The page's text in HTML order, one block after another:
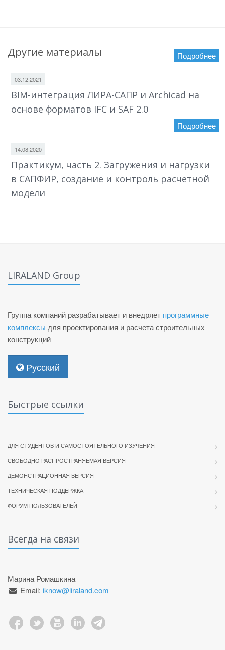
Другие материалы Подробнее
03.12.2021
BIM-интеграция ЛИРА-САПР и Archicad на
основе форматов IFC и SAF 2.0
Подробнее
14.08.2020
Практикум, часть 2. Загружения и нагрузки
в САПФИР, создание и контроль расчетной
модели
LIRALAND Group
Группа компаний разрабатывает и внедряет программные
комплексы для проектирования и расчета строительных
конструкций
Русский
Быстрые ссылки
ДЛЯ СТУДЕНТОВ И САМОСТОЯТЕЛЬНОГО ИЗУЧЕНИЯ
СВОБОДНО РАСПРОСТРАНЯЕМАЯ ВЕРСИЯ
ДЕМОНСТРАЦИОННАЯ ВЕРСИЯ
ТЕХНИЧЕСКАЯ ПОДДЕРЖКА
ФОРУМ ПОЛЬЗОВАТЕЛЕЙ
Всегда на связи
Марина Ромашкина
Email: iknow@liraland.com